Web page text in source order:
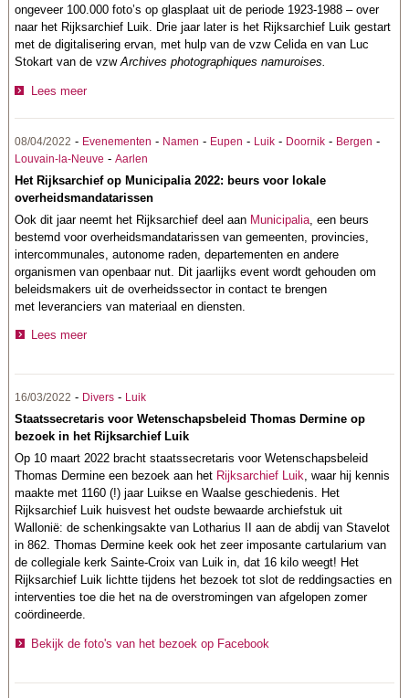
ongeveer 100.000 foto’s op glasplaat uit de periode 1923-1988 – over
naar het Rijksarchief Luik. Drie jaar later is het Rijksarchief Luik gestart
met de digitalisering ervan, met hulp van de vzw Celida en van Luc
Stokart van de vzwArchives photographiques namuroises.
Lees meer
08/04/2022 - Evenementen - Namen - Eupen - Luik - Doornik - Bergen -
Louvain-la-Neuve -Aarlen
Het Rijksarchief op Municipalia 2022: beurs voor lokale
overheidsmandatarissen
Ook dit jaar neemt het Rijksarchief deel aan Municipalia , een beurs
bestemd voor overheidsmandatarissen van gemeenten, provincies,
intercommunales, autonome raden, departementen en andere
organismen van openbaar nut. Dit jaarlijks event wordt gehouden om
beleidsmakers uit de overheidssector in contact te brengen
met leveranciers van materiaal en diensten.
Lees meer
16/03/2022 - Divers - Luik
Staatssecretaris voor Wetenschapsbeleid Thomas Dermine op
bezoek in het Rijksarchief Luik
Op 10 maart 2022 bracht staatssecretaris voor Wetenschapsbeleid
Thomas Dermine een bezoek aan het Rijksarchief Luik, waar hij kennis
maakte met 1160 (!) jaar Luikse en Waalse geschiedenis. Het
Rijksarchief Luik huisvest het oudste bewaarde archiefstuk uit
Wallonië: de schenkingsakte van Lotharius II aan de abdij van Stavelot
in 862. Thomas Dermine keek ook het zeer imposante cartularium van
de collegiale kerk Sainte-Croix van Luik in, dat 16 kilo weegt! Het
Rijksarchief Luik lichtte tijdens het bezoek tot slot de reddingsacties en
interventies toe die het na de overstromingen van afgelopen zomer
coördineerde.
Bekijk de foto's van het bezoek op Facebook